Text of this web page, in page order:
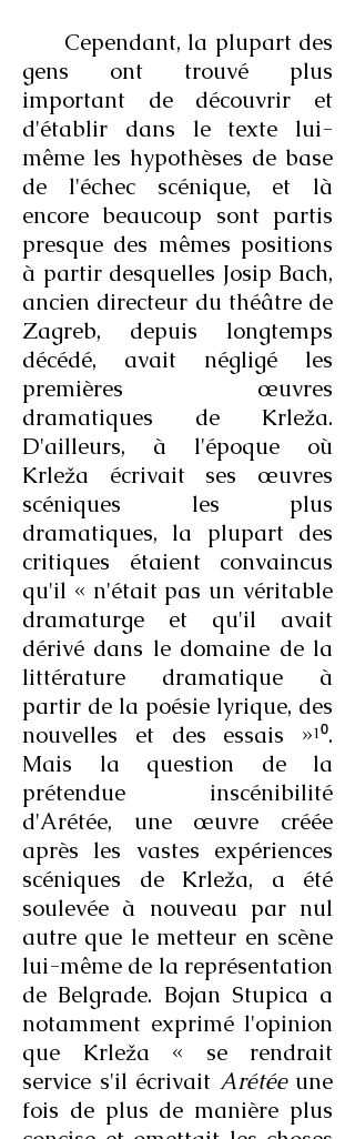
Cependant, la plupart des
gens ont trouvé plus
important de découvrir et
d'établir dans le texte lui-
même les hypothèses de base
de l'échec scénique, et là
encore beaucoup sont partis
presque des mêmes positions
à partir desquelles Josip Bach,
ancien directeur du théâtre de
Zagreb, depuis longtemps
décédé, avait négligé les
premières œuvres
dramatiques de Krleža.
D'ailleurs, à l'époque où
Krleža écrivait ses œuvres
scéniques les plus
dramatiques, la plupart des
critiques étaient convaincus
qu'il « n'était pas un véritable
dramaturge et qu'il avait
dérivé dans le domaine de la
littérature dramatique à
partir de la poésie lyrique, des
nouvelles et des essais »¹⁰.
Mais la question de la
prétendue inscénibilité
d'Arétée, une œuvre créée
après les vastes expériences
scéniques de Krleža, a été
soulevée à nouveau par nul
autre que le metteur en scène
lui-même de la représentation
de Belgrade. Bojan Stupica a
notamment exprimé l'opinion
que Krleža « se rendrait
service s'il écrivait Arétéeune
fois de plus de manière plus